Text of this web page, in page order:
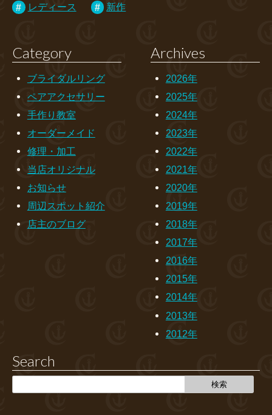
レディース
新作
Category
ブライダルリング
ペアアクセサリー
手作り教室
オーダーメイド
修理・加工
当店オリジナル
お知らせ
周辺スポット紹介
店主のブログ
Archives
2026年
2025年
2024年
2023年
2022年
2021年
2020年
2019年
2018年
2017年
2016年
2015年
2014年
2013年
2012年
Search